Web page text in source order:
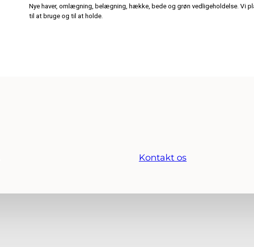
Nye haver, omlægning, belægning, hække, bede og grøn vedligeholdelse. Vi
til at bruge og til at holde.
Kontakt os